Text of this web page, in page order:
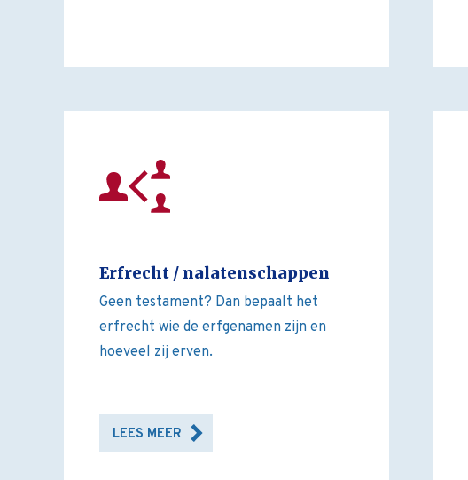
Erfrecht / nalatenschappen
Geen testament? Dan bepaalt het
erfrecht wie de erfgenamen zijn en
hoeveel zij erven.
LEES MEER